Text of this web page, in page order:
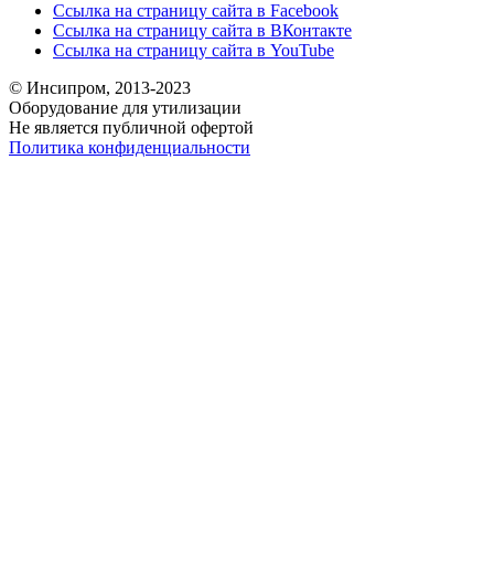
Ссылка на страницу сайта в Facebook
Ссылка на страницу сайта в ВКонтакте
Ссылка на страницу сайта в YouTube
© Инсипром, 2013-2023
Оборудование для утилизации
Не является публичной офертой
Политика конфиденциальности